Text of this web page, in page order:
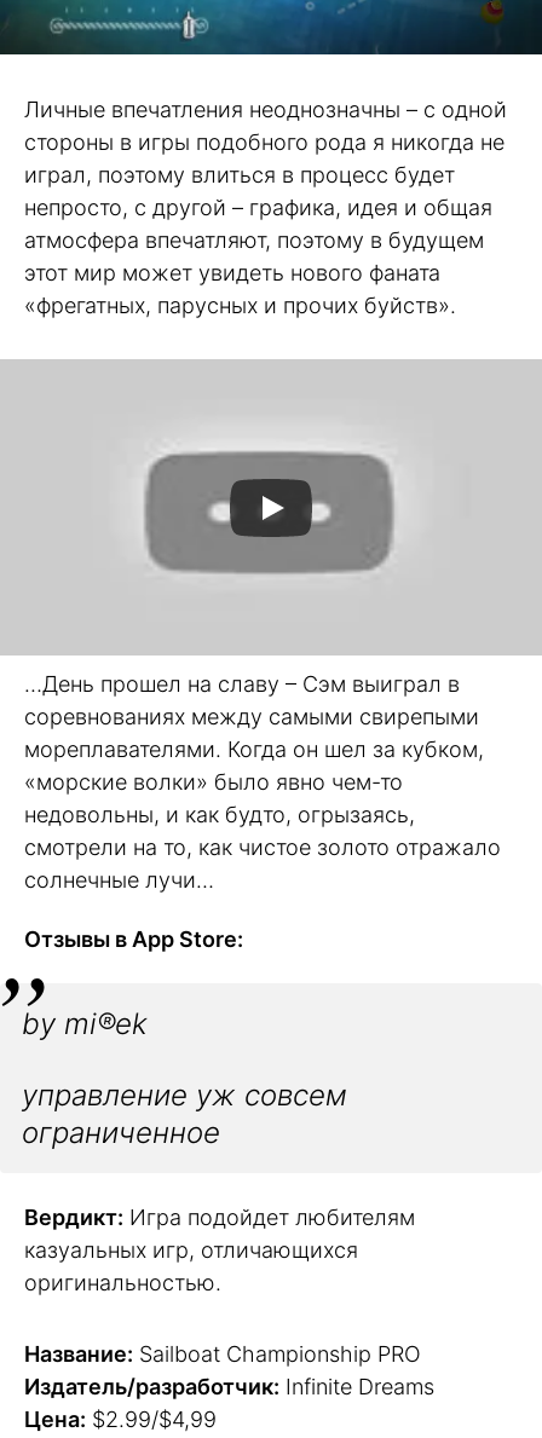
Личные впечатления неоднозначны – с одной
стороны в игры подобного рода я никогда не
играл, поэтому влиться в процесс будет
непросто, с другой – графика, идея и общая
атмосфера впечатляют, поэтому в будущем
этот мир может увидеть нового фаната
«фрегатных, парусных и прочих буйств».
…День прошел на славу – Сэм выиграл в
соревнованиях между самыми свирепыми
мореплавателями. Когда он шел за кубком,
«морские волки» было явно чем-то
недовольны, и как будто, огрызаясь,
смотрели на то, как чистое золото отражало
солнечные лучи…
Отзывы в App Store:
by mi®ek
управление уж совсем
ограниченное
Вердикт: Игра подойдет любителям
казуальных игр, отличающихся
оригинальностью.
Название: Sailboat Championship PRO
Издатель/разработчик: Infinite Dreams
Цена: $2.99/$4,99